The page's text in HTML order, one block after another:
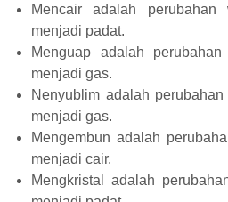
Mencair adalah
menjadi padat.
Menguap adalah
menjadi gas.
Nenyublim adalah
menjadi gas.
Mengembun adalah
menjadi cair.
Mengkristal adalah